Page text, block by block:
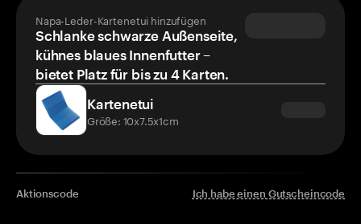
Napa-Leder-Kartenetui hinzufügen
Schlanke schwarze Außenseite,
kühnes blaues Innenfutter –
bietet Platz für bis zu 4 Karten.
Kartenetui
Größe: 10x7.5x1cm
Aktionscode Ich habe einen Gutscheincode